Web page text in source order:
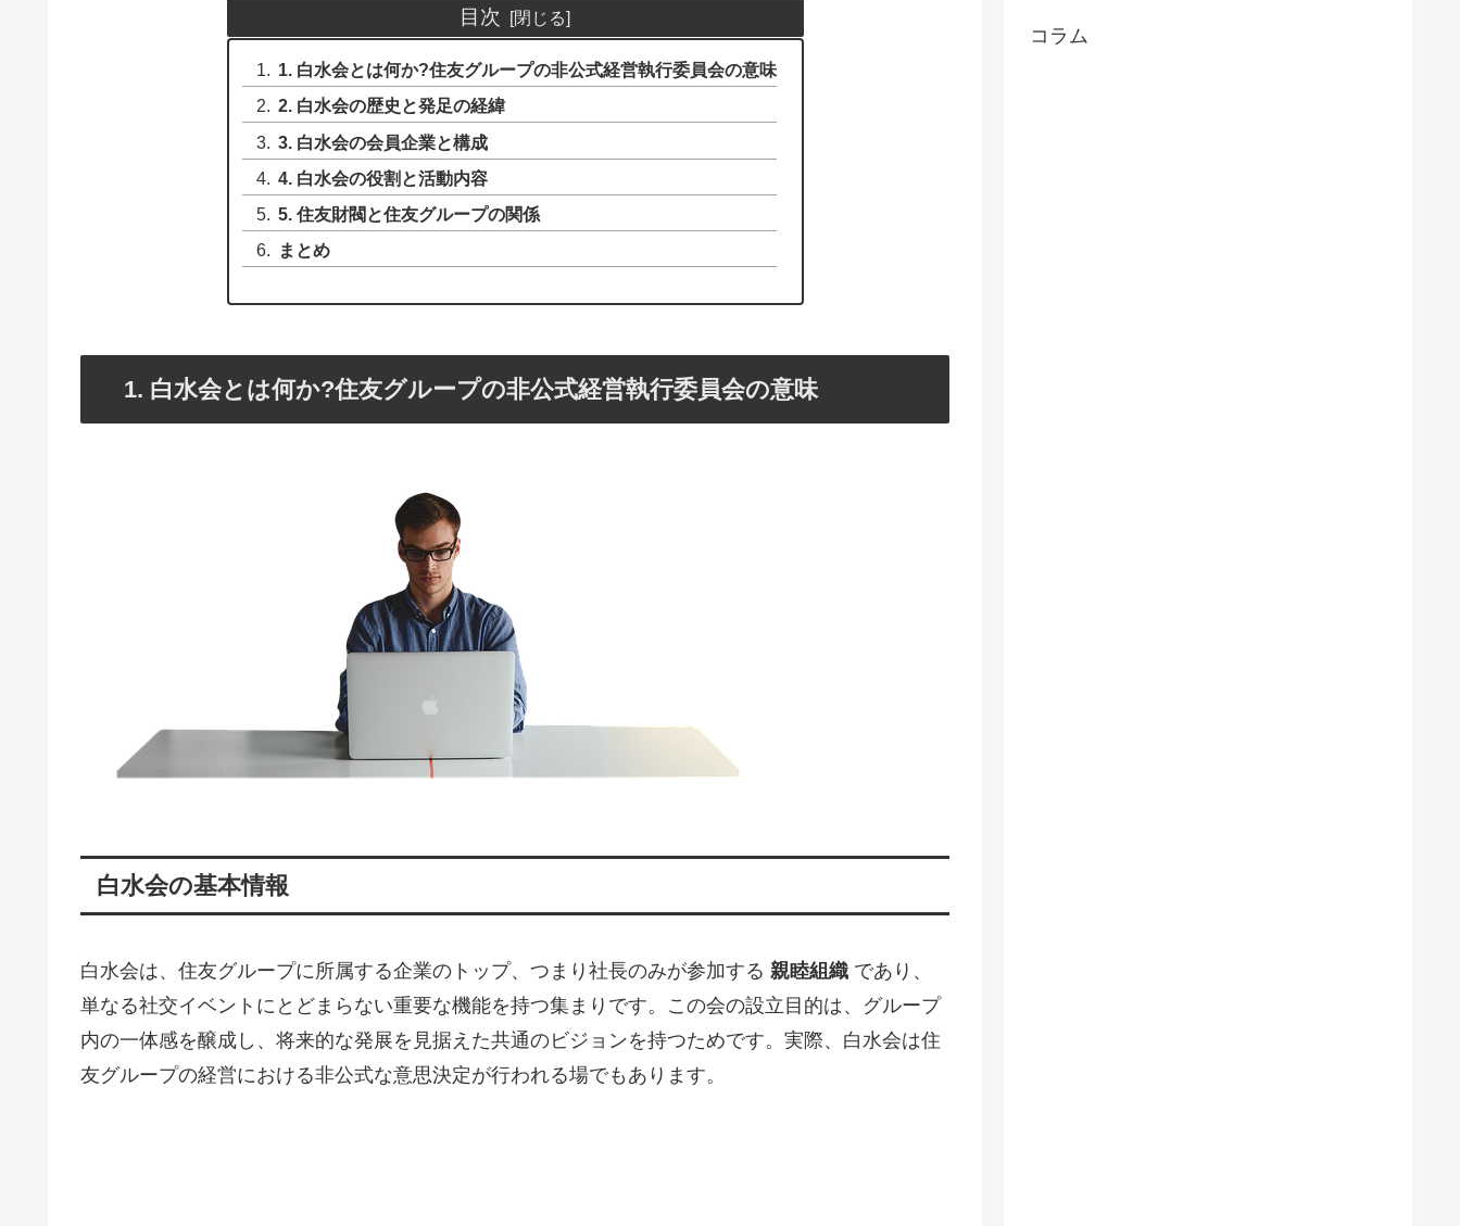
目次
1. 白水会とは何か?住友グループの非公式経営執行委員会の意味
2. 白水会の歴史と発足の経緯
3. 白水会の会員企業と構成
4. 白水会の役割と活動内容
5. 住友財閥と住友グループの関係
まとめ
1. 白水会とは何か?住友グループの非公式経営執行委員会の意味
白水会の基本情報
白水会は、住友グループに所属する企業のトップ、つまり社長のみが参加する 親睦組織 であり、
単なる社交イベントにとどまらない重要な機能を持つ集まりです。この会の設立目的は、グループ
内の一体感を醸成し、将来的な発展を見据えた共通のビジョンを持つためです。実際、白水会は住
友グループの経営における非公式な意思決定が行われる場でもあります。
コラム